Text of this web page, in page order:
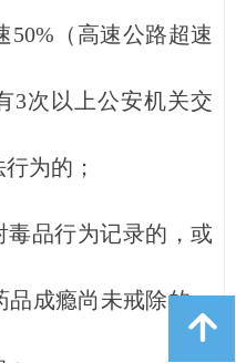
50%（高速公路超速
3次以上公安机关交
为的；
品行为记录的，或
品成瘾尚未戒除的，
녕